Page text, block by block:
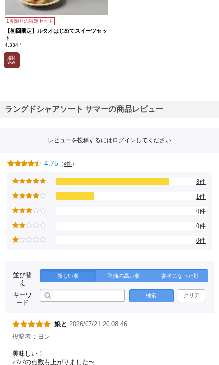
1度限りの限定セット
【初回限定】ルタオはじめてスイーツセッ
ト
4,334円
送料
込み
ラングドシャアソート サマーの商品レビュー
レビューを投稿するには ログイン してください
4.75 （4件）
3件
1件
0件
0件
0件
並び替
え
新しい順 評価の高い順 参考になった順
キーワ
ード
検索 クリア
娘と 2026/07/21 20:08:46
投稿者：ヨン
美味しい！
パパの点数も上がりました〜